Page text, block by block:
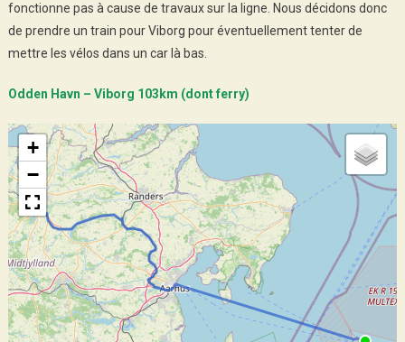
fonctionne pas à cause de travaux sur la ligne. Nous décidons donc
de prendre un train pour Viborg pour éventuellement tenter de
mettre les vélos dans un car là bas.
Odden Havn – Viborg 103km (dont ferry)
+
−